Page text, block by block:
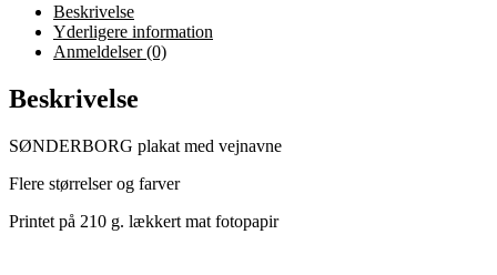
Beskrivelse
Yderligere information
Anmeldelser (0)
Beskrivelse
SØNDERBORG plakat med vejnavne
Flere størrelser og farver
Printet på 210 g. lækkert mat fotopapir